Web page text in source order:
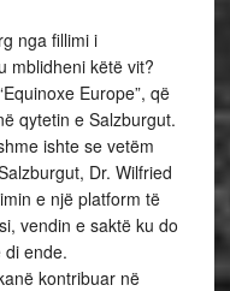
nga fillimi i
mblidheni këtë vit?
Europe”, që
qytetin e Salzburgut.
ishte se vetëm
Dr. Wilfried
e një platform të
vendin e saktë ku do
ende.
kontribuar në